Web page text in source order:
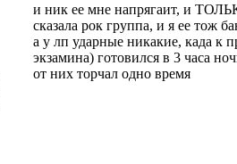
и ник ее мне напрягаит, и
сказала рок группа, и я ее тож
а у лп ударные никакие, када к
экзамина) готовился в 3 часа
от них торчал одно время